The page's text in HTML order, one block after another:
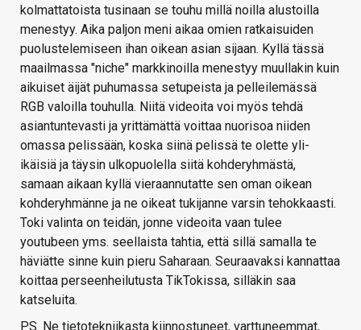
kolmattatoista tusinaan se touhu millä noilla alustoilla
menestyy. Aika paljon meni aikaa omien ratkaisuiden
puolustelemiseen ihan oikean asian sijaan. Kyllä tässä
maailmassa "niche" markkinoilla menestyy muullakin kuin
aikuiset äijät puhumassa setupeista ja pelleilemässä
RGB valoilla touhulla. Niitä videoita voi myös tehdä
asiantuntevasti ja yrittämättä voittaa nuorisoa niiden
omassa pelissään, koska siinä pelissä te olette yli-
ikäisiä ja täysin ulkopuolella siitä kohderyhmästä,
samaan aikaan kyllä vieraannutatte sen oman oikean
kohderyhmänne ja ne oikeat tukijanne varsin tehokkaasti.
Toki valinta on teidän, jonne videoita vaan tulee
youtubeen yms. seellaista tahtia, että sillä samalla te
häviätte sinne kuin pieru Saharaan. Seuraavaksi kannattaa
koittaa perseenheilutusta TikTokissa, silläkin saa
katseluita.
PS. Ne tietotekniikasta kiinnostuneet, varttuneemmat,